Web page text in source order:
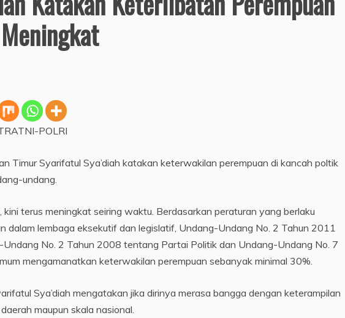
POLRI
Timur Syarifatul Sya’diah katakan keterwakilan perempuan di kancah poltik
undang.
kini terus meningkat seiring waktu. Berdasarkan peraturan yang berlaku
dalam lembaga eksekutif dan legislatif, Undang-Undang No. 2 Tahun 2011
No. 2 Tahun 2008 tentang Partai Politik dan Undang-Undang No. 7
mengamanatkan keterwakilan perempuan sebanyak minimal 30%.
Sya’diah mengatakan jika dirinya merasa bangga dengan keterampilan
maupun skala nasional.